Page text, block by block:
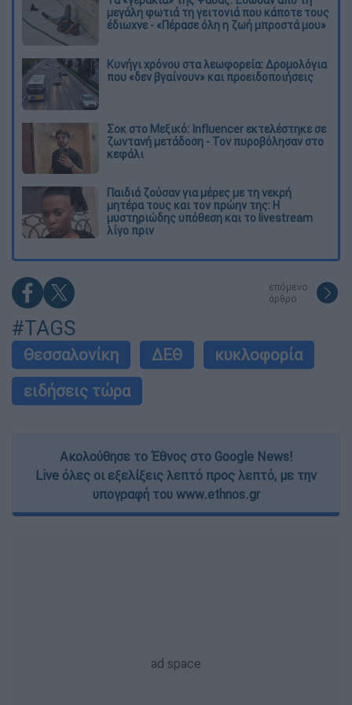
μεγάλη φωτιά τη γειτονιά που κάποτε τους
έδιωχνε - «Πέρασε όλη η ζωή μπροστά μου»
Κυνήγι χρόνου στα λεωφορεία: Δρομολόγια
που «δεν βγαίνουν» και προειδοποιήσεις
Σοκ στο Μεξικό: Influencer εκτελέστηκε σε
ζωντανή μετάδοση - Τον πυροβόλησαν στο
κεφάλι
Παιδιά ζούσαν για μέρες με τη νεκρή
μητέρα τους και τον πρώην της: Η
μυστηριώδης υπόθεση και το livestream
λίγο πριν
επόμενο
άρθρο
#TAGS
Θεσσαλονίκη ΔΕΘ
κυκλοφορία
ειδήσεις τώρα
Ακολούθησε το Έθνος στο Google News!
Live όλες οι εξελίξεις λεπτό προς λεπτό, με την
υπογραφή του www.ethnos.gr